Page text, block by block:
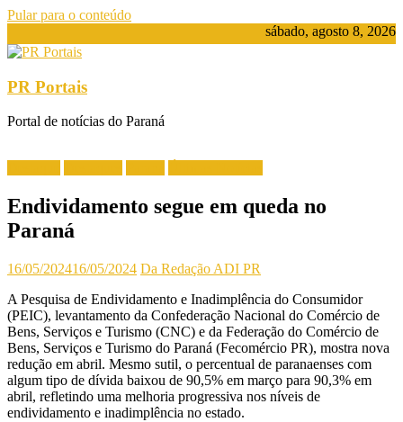
Pular para o conteúdo
sábado, agosto 8, 2026
PR Portais
Portal de notícias do Paraná
Endividamento segue em queda no
Paraná
16/05/202416/05/2024 Da Redação ADI PR
A Pesquisa de Endividamento e Inadimplência do Consumidor
(PEIC), levantamento da Confederação Nacional do Comércio de
Bens, Serviços e Turismo (CNC) e da Federação do Comércio de
Bens, Serviços e Turismo do Paraná (Fecomércio PR), mostra nova
redução em abril. Mesmo sutil, o percentual de paranaenses com
algum tipo de dívida baixou de 90,5% em março para 90,3% em
abril, refletindo uma melhoria progressiva nos níveis de
endividamento e inadimplência no estado.